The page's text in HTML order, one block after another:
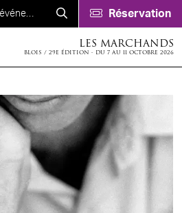
Réservation
LES MARCHANDS
BLOIS / 29E ÉDITION - DU 7 AU 11 OCTOBRE 2026